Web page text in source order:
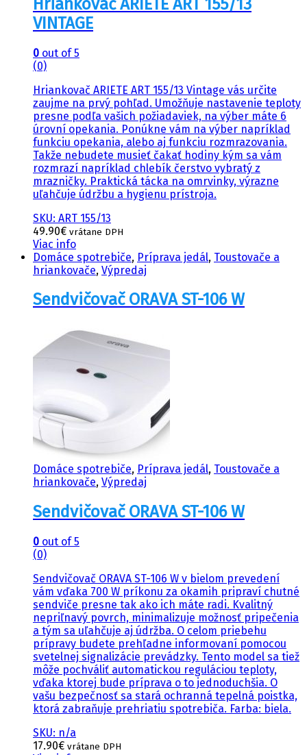
Hriankovač ARIETE ART 155/13
VINTAGE
0 out of 5
(0)
Hriankovač ARIETE ART 155/13 Vintage vás určite
zaujme na prvý pohľad. Umožňuje nastavenie teploty
presne podľa vašich požiadaviek, na výber máte 6
úrovní opekania. Ponúkne vám na výber napríklad
funkciu opekania, alebo aj funkciu rozmrazovania.
Takže nebudete musieť čakať hodiny kým sa vám
rozmrazí napríklad chlebík čerstvo vybratý z
mrazničky. Praktická tácka na omrvinky, výrazne
uľahčuje údržbu a hygienu prístroja.
SKU: ART 155/13
49.90€ vrátane DPH
Viac info
Domáce spotrebiče, Príprava jedál, Toustovače a
hriankovače, Výpredaj
Sendvičovač ORAVA ST-106 W
Domáce spotrebiče, Príprava jedál, Toustovače a
hriankovače, Výpredaj
Sendvičovač ORAVA ST-106 W
0 out of 5
(0)
Sendvičovač ORAVA ST-106 W v bielom prevedení
vám vďaka 700 W príkonu za okamih pripraví chutné
sendviče presne tak ako ich máte radi. Kvalitný
nepriľnavý povrch, minimalizuje možnosť pripečenia
a tým sa uľahčuje aj údržba. O celom priebehu
prípravy budete prehľadne informovaní pomocou
svetelnej signalizácie prevádzky. Tento model sa tiež
môže pochváliť automatickou reguláciou teploty,
vďaka ktorej bude príprava o to jednoduchšia. O
vašu bezpečnosť sa stará ochranná tepelná poistka,
ktorá zabraňuje prehriatiu spotrebiča. Farba: biela.
SKU: n/a
17.90€ vrátane DPH